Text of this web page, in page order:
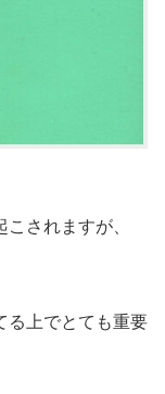
されますが、
る上でとても重要